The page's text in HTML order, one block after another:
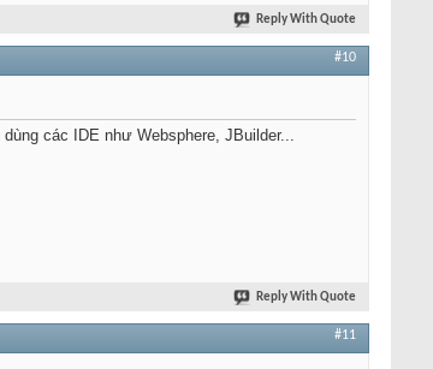
Reply With Quote
#10
các IDE như Websphere, JBuilder...
Reply With Quote
#11